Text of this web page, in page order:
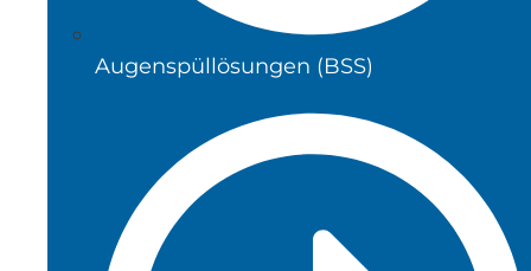
Augenspüllösungen (BSS)